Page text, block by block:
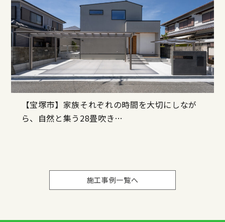
【宝塚市】家族それぞれの時間を大切にしなが
ら、自然と集う28畳吹き…
施工事例一覧へ